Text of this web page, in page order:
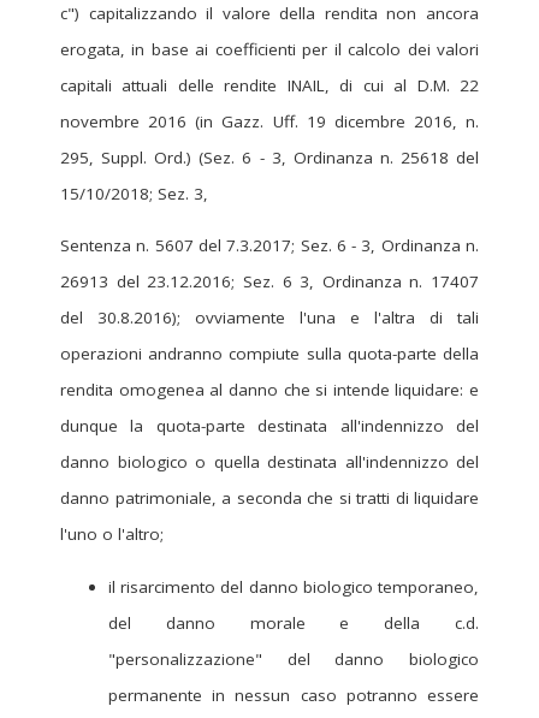
c") capitalizzando il valore della rendita non ancora
erogata, in base ai coefficienti per il calcolo dei valori
capitali attuali delle rendite INAIL, di cui al D.M. 22
novembre 2016 (in Gazz. Uff. 19 dicembre 2016, n.
295, Suppl. Ord.) (Sez. 6 - 3, Ordinanza n. 25618 del
15/10/2018; Sez. 3,
Sentenza n. 5607 del 7.3.2017; Sez. 6 - 3, Ordinanza n.
26913 del 23.12.2016; Sez. 6 3, Ordinanza n. 17407
del 30.8.2016); ovviamente l'una e l'altra di tali
operazioni andranno compiute sulla quota-parte della
rendita omogenea al danno che si intende liquidare: e
dunque la quota-parte destinata all'indennizzo del
danno biologico o quella destinata all'indennizzo del
danno patrimoniale, a seconda che si tratti di liquidare
l'uno o l'altro;
il risarcimento del danno biologico temporaneo,
del danno morale e della c.d.
"personalizzazione" del danno biologico
permanente in nessun caso potranno essere